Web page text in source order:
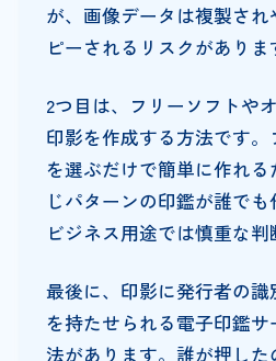
が、画像データは複製され
ピーされるリスクがありま
2つ目は、フリーソフトや
印影を作成する方法です
を選ぶだけで簡単に作れ
じパターンの印鑑が誰でも
ビジネス用途では慎重な判
最後に、印影に発行者の
を持たせられる電子印鑑
法があります。誰が押した